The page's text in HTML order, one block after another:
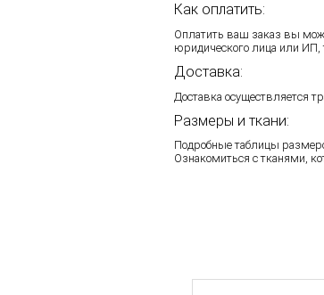
Как оплатить:
Оплатить ваш заказ вы
юридического лица или
Доставка:
Доставка осуществляется
Размеры и ткани:
Подробные таблицы
Ознакомиться с тканями,